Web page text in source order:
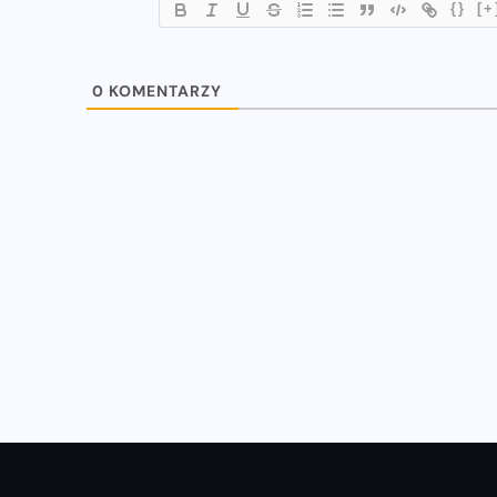
{} [+]
0 KOMENTARZY